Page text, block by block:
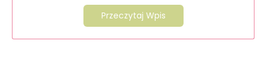
Przeczytaj Wpis